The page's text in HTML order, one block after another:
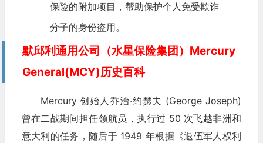
保险的附加项目，帮助保护个人免受欺诈
分子的身份盗用。
默邱利通用公司（水星保险集团）Mercury
General(MCY)历史百科
Mercury 创始人乔治·约瑟夫 (George Joseph)
曾在二战期间担任领航员，执行过 50 次飞越非洲和
意大利的任务，随后于 1949 年根据《退伍军人权利